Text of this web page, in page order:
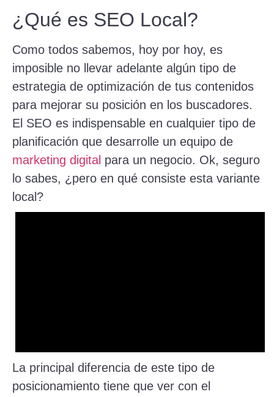
¿Qué es SEO Local?
Como todos sabemos, hoy por hoy, es
imposible no llevar adelante algún tipo de
estrategia de optimización de tus contenidos
para mejorar su posición en los buscadores.
El SEO es indispensable en cualquier tipo de
planificación que desarrolle un equipo de
marketing digital para un negocio. Ok, seguro
lo sabes, ¿pero en qué consiste esta variante
local?
La principal diferencia de este tipo de
posicionamiento tiene que ver con el